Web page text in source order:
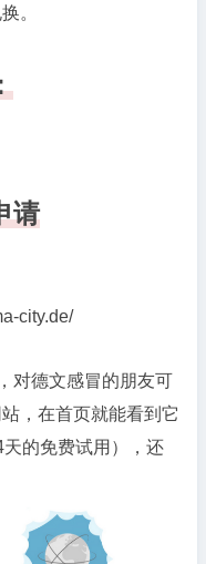
。
请
city.de/
对德文感冒的朋友可
，在首页就能看到它
的免费试用），还